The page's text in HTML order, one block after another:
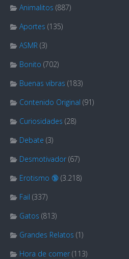
Animalitos (887)
Aportes (135)
ASMR (3)
Bonito (702)
Buenas vibras (183)
Contenido Original (91)
Curiosidades (28)
Debate (3)
Desmotivador (67)
Erotismo 🔞 (3.218)
Fail (337)
Gatos (813)
Grandes Relatos (1)
Hora de comer (113)